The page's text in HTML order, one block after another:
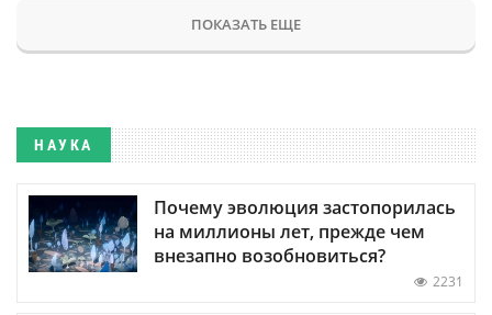
ПОКАЗАТЬ ЕЩЕ
НАУКА
Почему эволюция застопорилась
на миллионы лет, прежде чем
внезапно возобновиться?
2231